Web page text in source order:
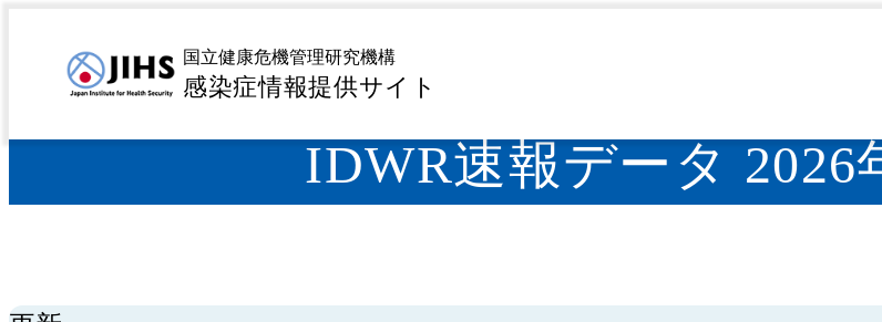
国立健康危機管理研究機構
感染症情報提供サイト
トップページ> サーベイランス>感染症発生動向調査 週報（IDWR）
IDWR速報データ 2026